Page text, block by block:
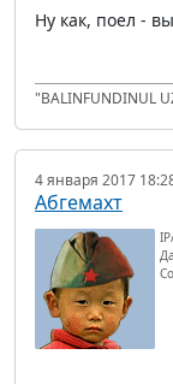
Ну как, поел -
"BALINFUNDINUL
4 января 2017
Абгемахт